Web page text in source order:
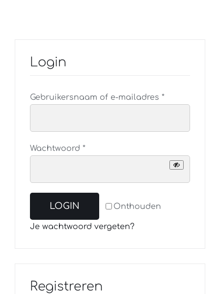
Login
Gebruikersnaam of e-mailadres *Vereist
Wachtwoord *Vereist
Onthouden
LOGIN
Je wachtwoord vergeten?
Registreren